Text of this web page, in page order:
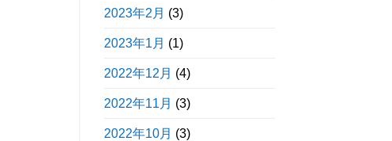
2023年2月 (3)
2023年1月 (1)
2022年12月 (4)
2022年11月 (3)
2022年10月 (3)